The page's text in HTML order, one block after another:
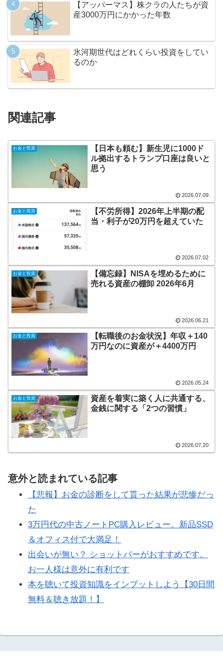
【アッパーマス】株クラの人たちが資
産3000万円にかかった年数
氷河期世代はどれくらい投資をしてい
るのか
関連記事
お金と投資
【日本も頼む】新生児に1000ド
ル拠出するトランプ口座は良いと
思う
2026.07.09
お金と投資
【不労所得】2026年上半期の配
当・利子が20万円を超えていた
2026.07.02
お金と投資
【備忘録】NISAを埋めるために
売れる資産の棚卸 2026年6月
2026.06.21
お金と投資
【転職後のお金状況】年収＋140
万円なのに資産が＋4400万円
2026.05.24
お金と投資
資産を着実に築く人に共通する、
金銭に関する「2つの習慣」
2026.07.20
意外と読まれている記事
【悲報】お金の診断をして貰った結果が悲惨だっ
た
3万円代の中古ノートPC購入レビュー。新品SSD
＆オフィス付で大満足！
出会いが無い？ ショットバーがおすすめです。
お一人様は意外に有利です
本を聴いて投資知識をインプットしよう【30日間
無料＆聴き放題！】